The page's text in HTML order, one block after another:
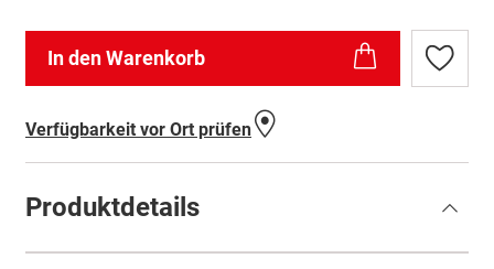
In den Warenkorb
Zur
Verfügbarkeit vor Ort prüfen
Produktdetails